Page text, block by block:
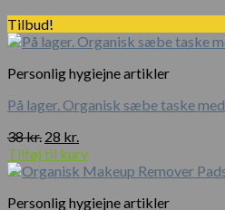
Tilbud!
Personlig hygiejne artikler
På lager. Organisk sæbe taske
38kr. Den
oprindelige
pris
38 kr..
28 kr.
aktuelle
pris
28 kr..
Tilføj til kurv
Personlig hygiejne artikler